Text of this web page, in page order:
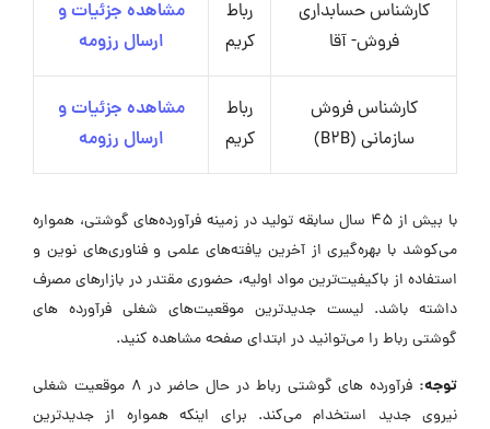
کارشناس حسابداری
فروش- آقا
رباط
کریم
مشاهده جزئیات و
ارسال رزومه
کارشناس فروش
سازمانی (B2B)
رباط
کریم
مشاهده جزئیات و
ارسال رزومه
با بیش از ۴۵ سال سابقه تولید در زمینه فرآورده‌های گوشتی، همواره
می‌کوشد با بهره‌گیری از آخرین یافته‌های علمی و فناوری‌های نوین و
استفاده از باکیفیت‌ترین مواد اولیه، حضوری مقتدر در بازارهای مصرف
داشته باشد. لیست جدیدترین موقعیت‌های شغلی فرآورده های
گوشتی رباط را می‌توانید در ابتدای صفحه مشاهده کنید.
توجه:
فرآورده های گوشتی رباط در حال حاضر در ۸ موقعیت شغلی
نیروی جدید استخدام می‌کند. برای اینکه همواره از جدیدترین